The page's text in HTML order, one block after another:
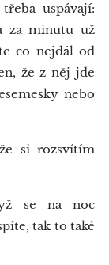
uspávají:
za minutu už
co nejdál od
že z něj jde
nebo
si rozsvítím
se na noc
tak to také